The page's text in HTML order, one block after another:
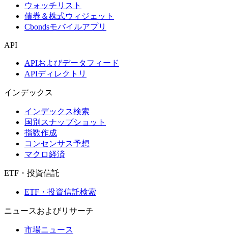
ウォッチリスト
債券＆株式ウィジェット
Cbondsモバイルアプリ
API
APIおよびデータフィード
APIディレクトリ
インデックス
インデックス検索
国別スナップショット
指数作成
コンセンサス予想
マクロ経済
ETF・投資信託
ETF・投資信託検索
ニュースおよびリサーチ
市場ニュース